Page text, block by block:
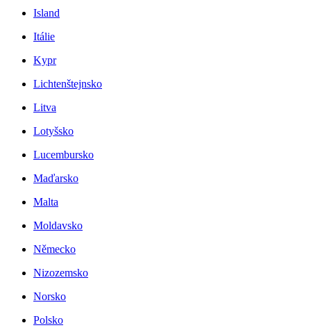
Island
Itálie
Kypr
Lichtenštejnsko
Litva
Lotyšsko
Lucembursko
Maďarsko
Malta
Moldavsko
Německo
Nizozemsko
Norsko
Polsko